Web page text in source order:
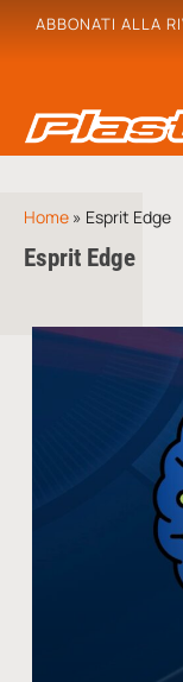
ABBONATI ALLA
Home » Esprit Edge
Esprit Edge